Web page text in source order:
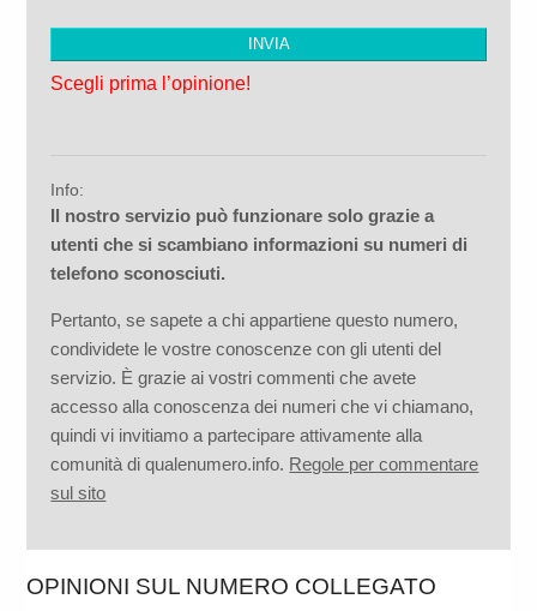
Scegli prima l’opinione!
Info:
Il nostro servizio può funzionare solo grazie a
utenti che si scambiano informazioni su numeri di
telefono sconosciuti.
Pertanto, se sapete a chi appartiene questo numero,
condividete le vostre conoscenze con gli utenti del
servizio. È grazie ai vostri commenti che avete
accesso alla conoscenza dei numeri che vi chiamano,
quindi vi invitiamo a partecipare attivamente alla
comunità di qualenumero.info. Regole per commentare
sul sito
OPINIONI SUL NUMERO COLLEGATO